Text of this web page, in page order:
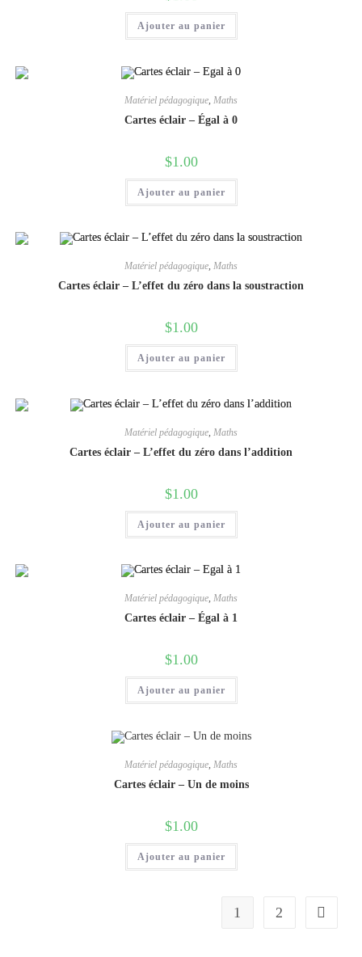
Ajouter au panier
Matériel pédagogique Maths
Cartes éclair – Égal à 0
$1.00
Ajouter au panier
Matériel pédagogique, Maths
Cartes éclair – L’effet du zéro dans la soustraction
$1.00
Ajouter au panier
Matériel pédagogique Maths
Cartes éclair – L’effet du zéro dans l’addition
$1.00
Ajouter au panier
Matériel pédagogique, Maths
Cartes éclair – Égal à 1
$1.00
Ajouter au panier
Matériel pédagogique Maths
Cartes éclair – Un de moins
$1.00
Ajouter au panier
1 2